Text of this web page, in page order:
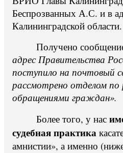
Беспрозванных А.С. и в
Калининградской области.
Получено
адрес Правительства
поступило на почтовый
рассмотрено отделом по
обращениями граждан».
Более того, у нас
судебная практика
амнистии», а именно